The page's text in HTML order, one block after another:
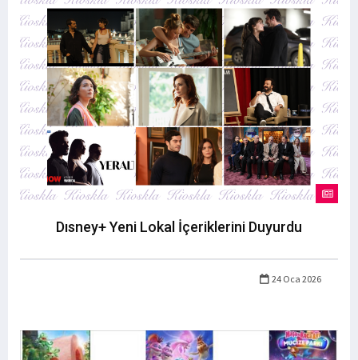
Dısney+ Yeni Lokal İçeriklerini Duyurdu
24 Oca 2026